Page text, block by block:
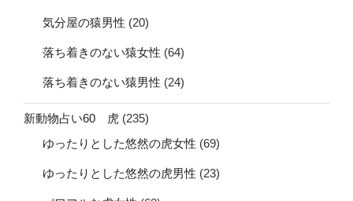
気分屋の猿男性 (20)
落ち着きのない猿女性 (64)
落ち着きのない猿男性 (24)
新動物占い60 虎 (235)
ゆったりとした悠然の虎女性 (69)
ゆったりとした悠然の虎男性 (23)